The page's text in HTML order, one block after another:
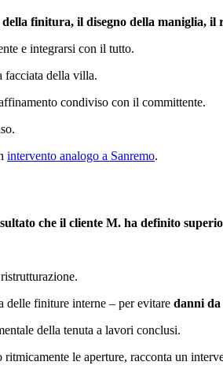
finitura, il disegno della maniglia, il
e integrarsi con il tutto.
facciata della villa.
condiviso con il committente.
intervento analogo a Sanremo.
che il cliente M. ha definito
delle finiture interne – per evitare danni da
della tenuta a lavori conclusi.
le aperture, racconta un